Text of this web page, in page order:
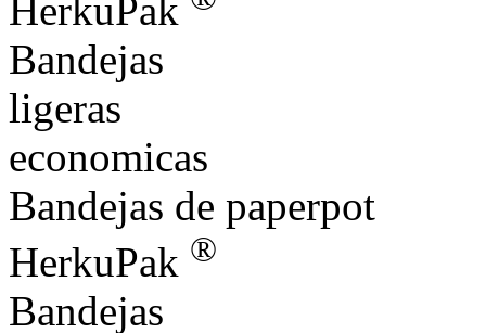
HerkuPak
Bandejas
ligeras
economicas
Bandejas de paperpot
HerkuPak ®
Bandejas